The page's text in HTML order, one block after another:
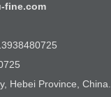
fine.com
Hebei Province, China.